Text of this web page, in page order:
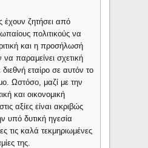
έχουν ζητήσει από
πολιτικούς να
και η προσήλωσή
παραμείνει σχετική
εταίρο σε αυτόν το
Ωστόσο, μαζί με την
και οικονομική
αξίες είναι ακριβώς
υπό δυτική ηγεσία
τις καλά τεκμηριωμένες
της.